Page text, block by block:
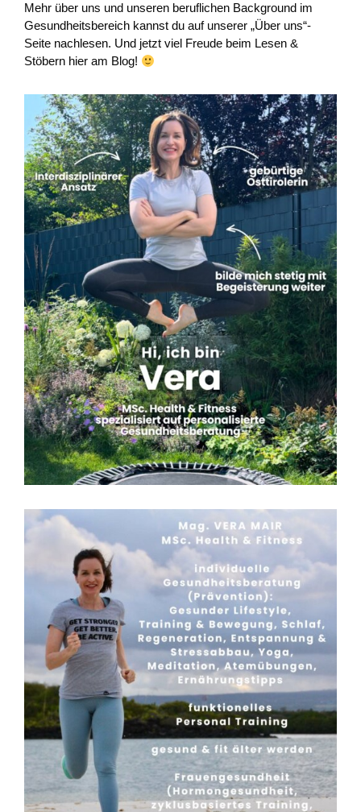
Mehr über uns und unseren beruflichen Background im
Gesundheitsbereich kannst du auf unserer „Über uns“-
Seite nachlesen. Und jetzt viel Freude beim Lesen &
Stöbern hier am Blog!